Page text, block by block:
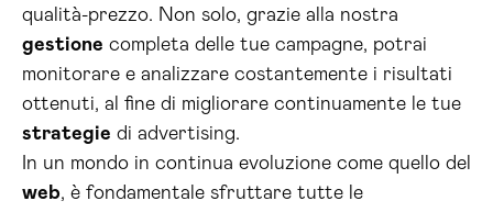
qualità-prezzo. Non solo, grazie alla nostra
gestione completa delle tue campagne, potrai
monitorare e analizzare costantemente i risultati
ottenuti, al fine di migliorare continuamente le tue
strategie di advertising.
In un mondo in continua evoluzione come quello del
web, è fondamentale sfruttare tutte le